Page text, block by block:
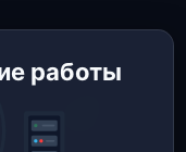
работы